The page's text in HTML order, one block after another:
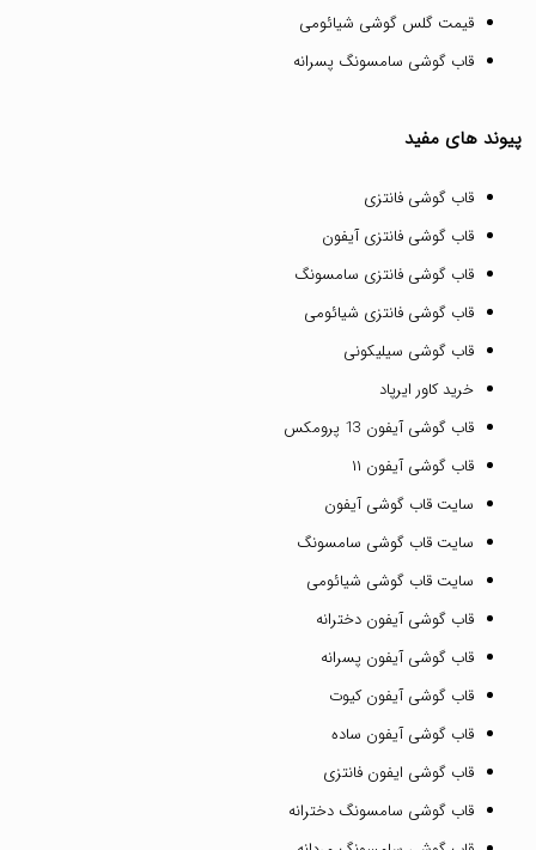
قیمت گلس گوشی شیائومی
قاب گوشی سامسونگ پسرانه
پیوند های مفید
قاب گوشی فانتزی
قاب گوشی فانتزی آیفون
قاب گوشی فانتزی سامسونگ
قاب گوشی فانتزی شیائومی
قاب گوشی سیلیکونی
خرید کاور ایرپاد
قاب گوشی آیفون 13 پرومکس
قاب گوشی آیفون ۱۱
سایت قاب گوشی آیفون
سایت قاب گوشی سامسونگ
سایت قاب گوشی شیائومی
قاب گوشی آیفون دخترانه
قاب گوشی آیفون پسرانه
قاب گوشی آیفون کیوت
قاب گوشی آیفون ساده
قاب گوشی ایفون فانتزی
قاب گوشی سامسونگ دخترانه